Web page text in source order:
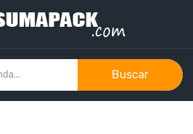
Buscar